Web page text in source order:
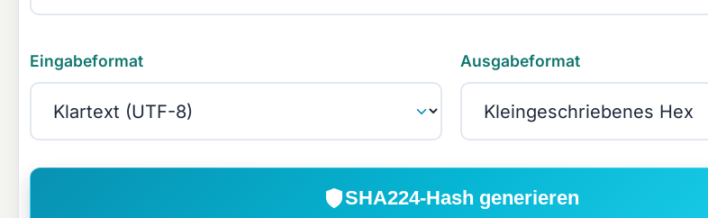
Eingabeformat Ausgabeformat
SHA224-Hash generieren